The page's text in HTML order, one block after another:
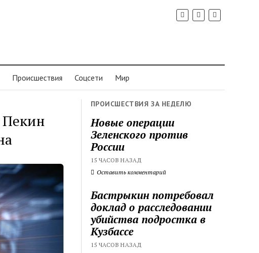
Проиcшествия Соцсети Мир
Пекин
ПРОИСШЕСТВИЯ ЗА НЕДЕЛЮ
Новые операции
Зеленского против
России
15 ЧАСОВ НАЗАД
Оставить комментарий
Бастрыкин потребовал
доклад о расследовании
убийства подростка в
Кузбассе
15 ЧАСОВ НАЗАД